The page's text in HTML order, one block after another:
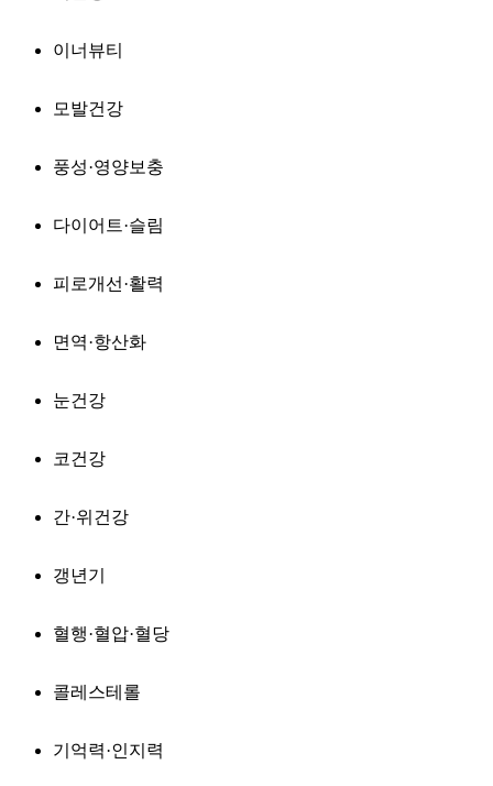
이너뷰티
모발건강
풍성·영양보충
다이어트·슬림
피로개선·활력
면역·항산화
눈건강
코건강
간·위건강
갱년기
혈행·혈압·혈당
콜레스테롤
기억력·인지력